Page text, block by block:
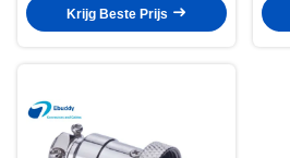
Goedkeuring
Krijg Beste Prijs